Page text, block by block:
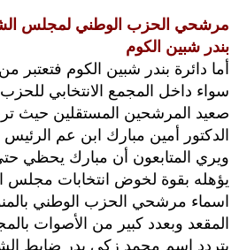
بندر شبين الكوم
أما دائرة بندر شبين الكوم فتعتبر
سواء داخل المجمع الانتخابي
صعيد المرشحين المستقلين حيث
الدكتور أمين مبارك ابن عم
‬ويري المتابعون أن مبارك يحظي
اسماء مرشحي الحزب الوطني
المقعد وبعدد كبير من الأصوات
يتردد اسم محمد زكي بدر ضابط